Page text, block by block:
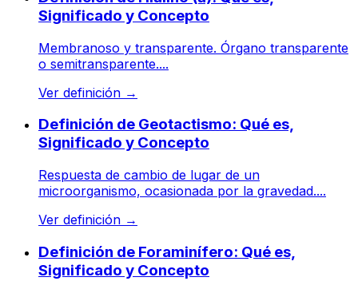
Significado y Concepto
Membranoso y transparente. Órgano transparente
o semitransparente....
Ver definición →
Definición de Geotactismo: Qué es,
Significado y Concepto
Respuesta de cambio de lugar de un
microorganismo, ocasionada por la gravedad....
Ver definición →
Definición de Foraminífero: Qué es,
Significado y Concepto